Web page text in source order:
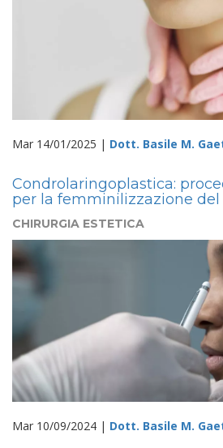
Mar 14/01/2025 | Dott. Basile M.
Condrolaringoplastica:
per la femminilizzazione del
CHIRURGIA ESTETICA
Mar 10/09/2024 | Dott. Basile M.